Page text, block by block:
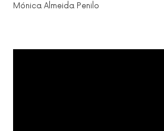
Mónica Almeida Penilo